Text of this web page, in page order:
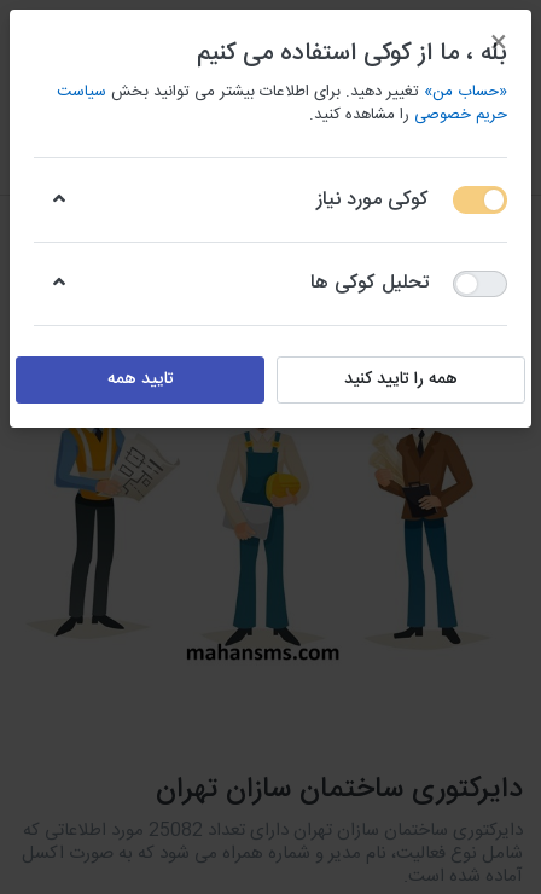
منو ورود/ثبت نام مقايسه كردن علاقه مندی سبد
دایرکتوری ساختمان سازان تهران
دایرکتوری ساختمان سازان تهران دارای تعداد 25082 مورد اطلاعاتی که
شامل نوع فعالیت، نام مدیر و شماره همراه می شود که به صورت اکسل
آماده شده است.
×
بله ، ما از کوکی استفاده می کنیم
«حساب من» تغییر دهید. برای اطلاعات بیشتر می توانید بخش سیاست
حریم خصوصی را مشاهده کنید.
کوکی مورد نیاز
تحلیل کوکی ها
همه را تایید کنید تایید همه